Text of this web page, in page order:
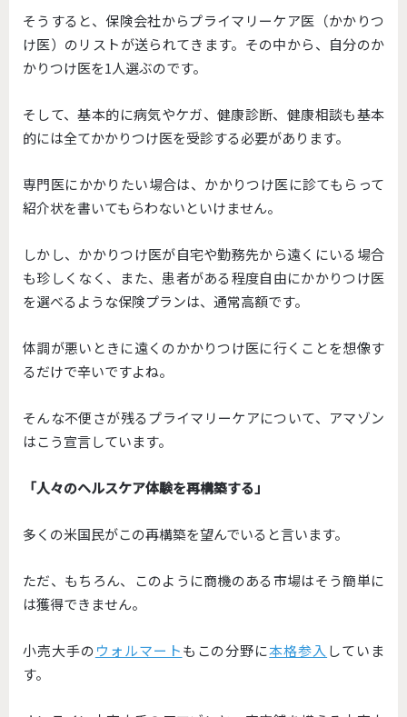
そうすると、保険会社からプライマリーケア医（かかりつ
け医）のリストが送られてきます。その中から、自分のか
かりつけ医を1人選ぶのです。
そして、基本的に病気やケガ、健康診断、健康相談も基本
的には全てかかりつけ医を受診する必要があります。
専門医にかかりたい場合は、かかりつけ医に診てもらって
紹介状を書いてもらわないといけません。
しかし、かかりつけ医が自宅や勤務先から遠くにいる場合
も珍しくなく、また、患者がある程度自由にかかりつけ医
を選べるような保険プランは、通常高額です。
体調が悪いときに遠くのかかりつけ医に行くことを想像す
るだけで辛いですよね。
そんな不便さが残るプライマリーケアについて、アマゾン
はこう宣言しています。
「人々のヘルスケア体験を再構築する」
多くの米国民がこの再構築を望んでいると言います。
ただ、もちろん、このように商機のある市場はそう簡単に
は獲得できません。
小売大手のウォルマートもこの分野に本格参入していま
す。